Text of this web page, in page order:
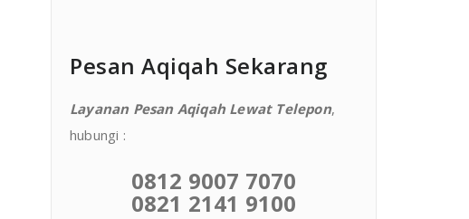
Pesan Aqiqah Sekarang
Layanan Pesan Aqiqah Lewat Telepon,
hubungi :
0812 9007 7070
0821 2141 9100